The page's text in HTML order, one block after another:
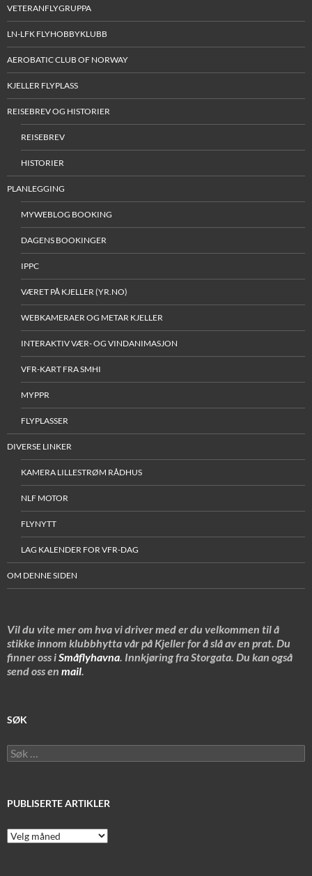
VETERANFLYGRUPPA
LN-LFK FLYHOBBYKLUBB
AEROBATIC CLUB OF NORWAY
KJELLER FLYPLASS
REISEBREV OG HISTORIER
REISEBREV
HISTORIER
PLANLEGGING
MYWEBLOG BOOKING
DAGENS BOOKINGER
IPPC
VÆRET PÅ KJELLER (YR.NO)
WEBKAMERAER OG METAR KJELLER
INTERAKTIV VÆR- OG VINDANIMASJON
VFR-KART FRA SMHI
MYPPR
FLYPLASSER
DIVERSE LINKER
KAMERA LILLESTRØM RÅDHUS
NLF MOTOR
FLYNYTT
LAG KALENDER FOR VFR-DAG
OM DENNE SIDEN
Vil du vite mer om hva vi driver med er du velkommen til å
stikke innom klubbhytta vår på Kjeller for å slå av en prat. Du
finner oss iSmåflyhavna. Innkjøring fra Storgata. Du kan også
send oss en mail.
SØK
Søk
etter:
PUBLISERTE ARTIKLER
Publiserte
artikler